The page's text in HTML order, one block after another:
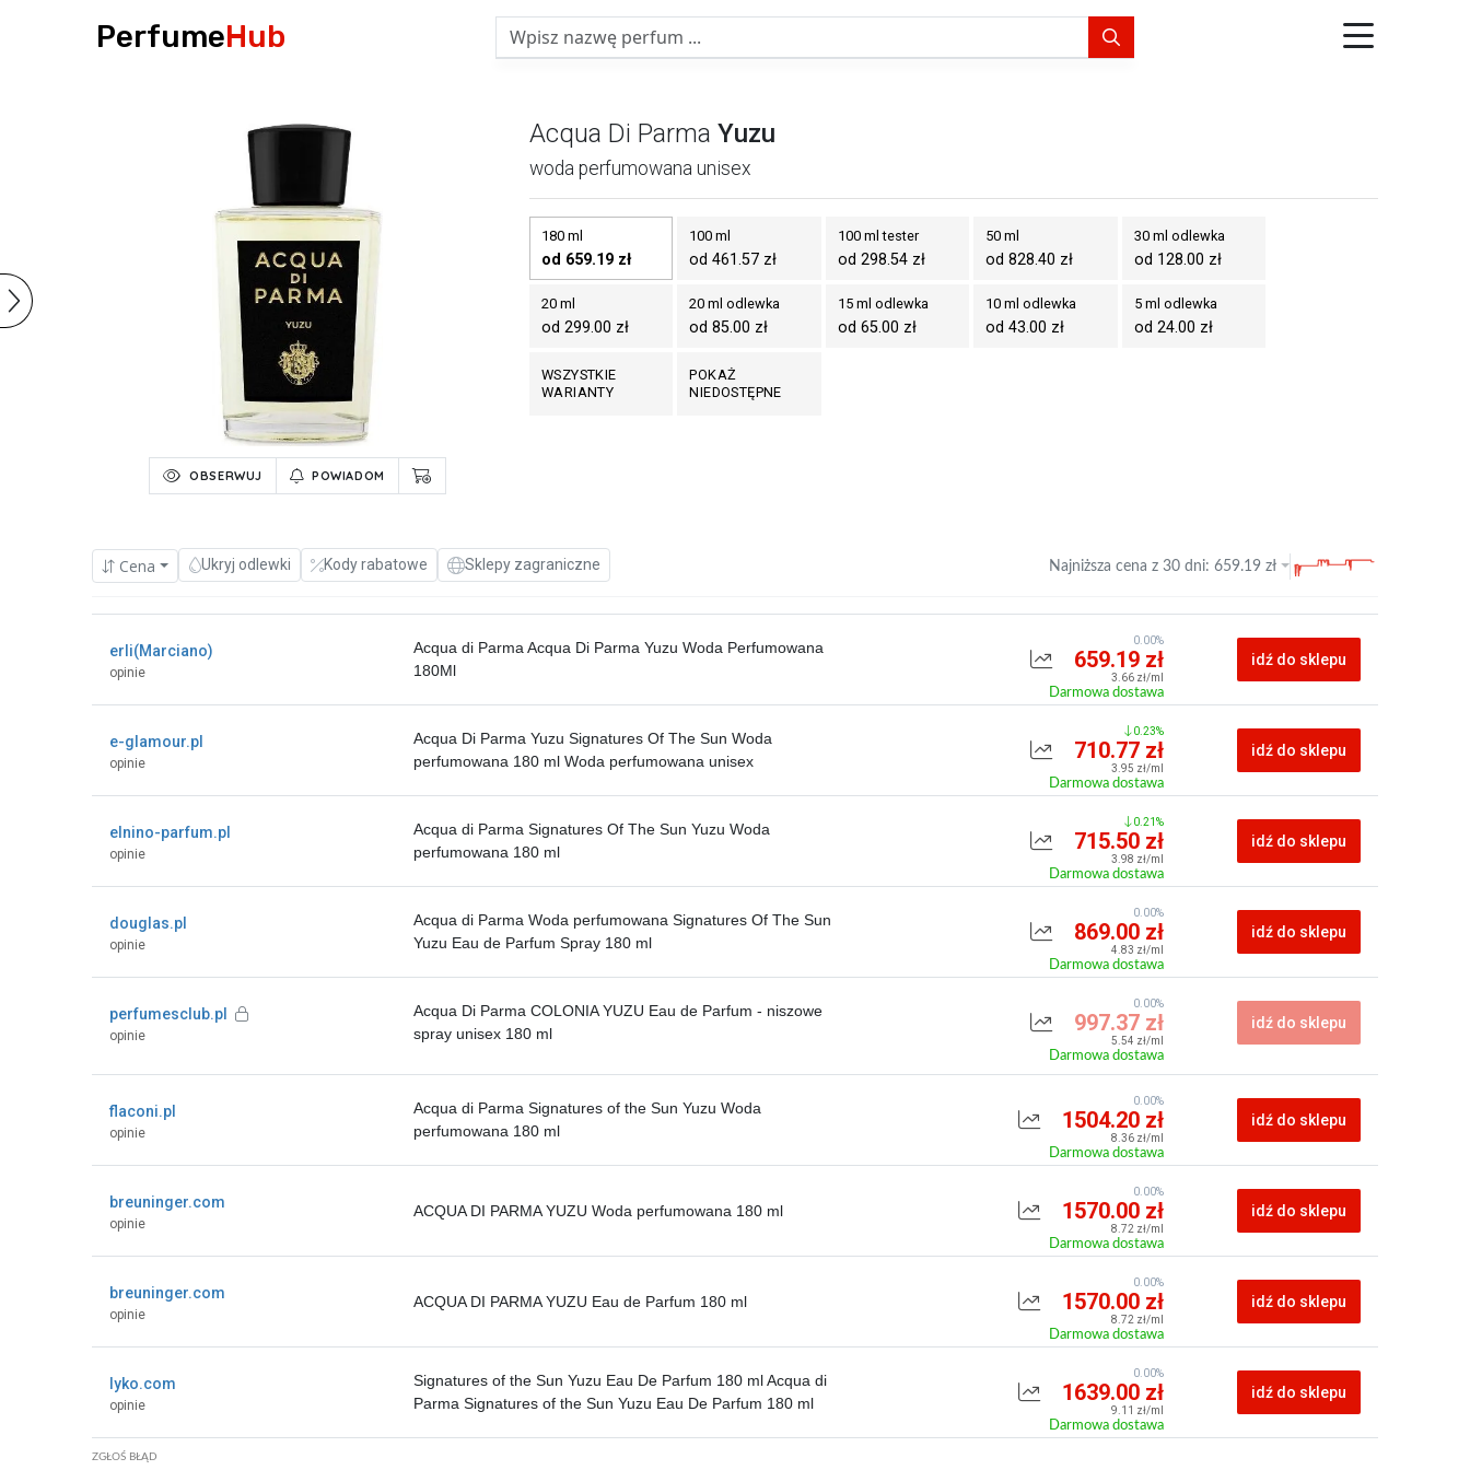
PerfumeHub
OBSERWUJ POWIADOM
Acqua Di Parma Yuzu
woda perfumowana unisex
180 ml
od 659.19 zł
100 ml
od 461.57 zł
100 ml tester
od 298.54 zł
50 ml
od 828.40 zł
30 ml odlewka
od 128.00 zł
20 ml
od 299.00 zł
20 ml odlewka
od 85.00 zł
15 ml odlewka
od 65.00 zł
10 ml odlewka
od 43.00 zł
5 ml odlewka
od 24.00 zł
WSZYSTKIE
WARIANTY
POKAŻ
NIEDOSTĘPNE
Cena Ukryj odlewki Kody rabatowe Sklepy zagraniczne Najniższa cena z 30 dni:659.19 zł
erli(Marciano)
opinie
Acqua di Parma Acqua Di Parma Yuzu Woda Perfumowana
180Ml
659.19 zł
3.66 zł/ml
Darmowa dostawa
0.00%
idź do sklepu
e-glamour.pl
opinie
Acqua Di Parma Yuzu Signatures Of The Sun Woda
perfumowana 180 ml Woda perfumowana unisex
710.77 zł
3.95 zł/ml
Darmowa dostawa
0.23%
idź do sklepu
elnino-parfum.pl
opinie
Acqua di Parma Signatures Of The Sun Yuzu Woda
perfumowana 180 ml
715.50 zł
3.98 zł/ml
Darmowa dostawa
0.21%
idź do sklepu
douglas.pl
opinie
Acqua di Parma Woda perfumowana Signatures Of The Sun
Yuzu Eau de Parfum Spray 180 ml
869.00 zł
4.83 zł/ml
Darmowa dostawa
0.00%
idź do sklepu
perfumesclub.pl
opinie
Acqua Di Parma COLONIA YUZU Eau de Parfum - niszowe
spray unisex 180 ml
997.37 zł
5.54 zł/ml
Darmowa dostawa
0.00%
idź do sklepu
flaconi.pl
opinie
Acqua di Parma Signatures of the Sun Yuzu Woda
perfumowana 180 ml
1504.20 zł
8.36 zł/ml
Darmowa dostawa
0.00%
idź do sklepu
breuninger.com
opinie
ACQUA DI PARMA YUZU Woda perfumowana 180 ml 1570.00 zł
8.72 zł/ml
Darmowa dostawa
0.00%
idź do sklepu
breuninger.com
opinie
ACQUA DI PARMA YUZU Eau de Parfum 180 ml 1570.00 zł
8.72 zł/ml
Darmowa dostawa
0.00%
idź do sklepu
lyko.com
opinie
Signatures of the Sun Yuzu Eau De Parfum 180 ml Acqua di
Parma Signatures of the Sun Yuzu Eau De Parfum 180 ml
1639.00 zł
9.11 zł/ml
Darmowa dostawa
0.00%
idź do sklepu
ZGŁOŚ BŁĄD